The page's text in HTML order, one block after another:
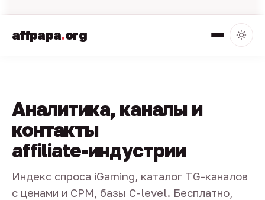
affpapa.org
Аналитика, каналы и
контакты
affiliate-индустрии
Индекс спроса iGaming, каталог TG-каналов
с ценами и CPM, базы C-level. Бесплатно,